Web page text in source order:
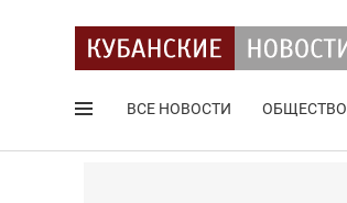
ВСЕ НОВОСТИ ОБЩЕСТВО